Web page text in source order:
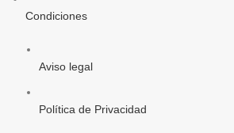
Condiciones
Aviso legal
Política de Privacidad